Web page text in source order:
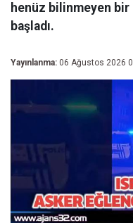
henüz bilinmeyen
başladı.
Yayınlanma: 06 Ağustos 2026